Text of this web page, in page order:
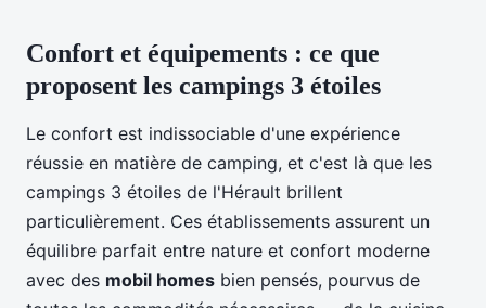
Confort et équipements : ce que
proposent les campings 3 étoiles
Le confort est indissociable d'une expérience
réussie en matière de camping, et c'est là que les
campings 3 étoiles de l'Hérault brillent
particulièrement. Ces établissements assurent un
équilibre parfait entre nature et confort moderne
avec des mobil homes bien pensés, pourvus de